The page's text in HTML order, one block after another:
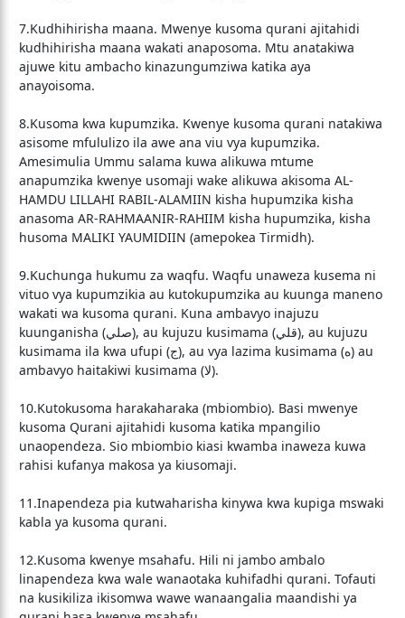
7.Kudhihirisha maana. Mwenye kusoma qurani ajitahidi
kudhihirisha maana wakati anaposoma. Mtu anatakiwa
ajuwe kitu ambacho kinazungumziwa katika aya
anayoisoma.
8.Kusoma kwa kupumzika. Kwenye kusoma qurani natakiwa
asisome mfululizo ila awe ana viu vya kupumzika.
Amesimulia Ummu salama kuwa alikuwa mtume
anapumzika kwenye usomaji wake alikuwa akisoma AL-
HAMDU LILLAHI RABIL-ALAMIIN kisha hupumzika kisha
anasoma AR-RAHMAANIR-RAHIIM kisha hupumzika, kisha
husoma MALIKI YAUMIDIIN (amepokea Tirmidh).
9.Kuchunga hukumu za waqfu. Waqfu unaweza kusema ni
vituo vya kupumzikia au kutokupumzika au kuunga maneno
wakati wa kusoma qurani. Kuna ambavyo inajuzu
kuunganisha (صلي), au kujuzu kusimama (قلي), au kujuzu
kusimama ila kwa ufupi (ج), au vya lazima kusimama (ه) au
ambavyo haitakiwi kusimama (لا).
10.Kutokusoma harakaharaka (mbiombio). Basi mwenye
kusoma Qurani ajitahidi kusoma katika mpangilio
unaopendeza. Sio mbiombio kiasi kwamba inaweza kuwa
rahisi kufanya makosa ya kiusomaji.
11.Inapendeza pia kutwaharisha kinywa kwa kupiga mswaki
kabla ya kusoma qurani.
12.Kusoma kwenye msahafu. Hili ni jambo ambalo
linapendeza kwa wale wanaotaka kuhifadhi qurani. Tofauti
na kusikiliza ikisomwa wawe wanaangalia maandishi ya